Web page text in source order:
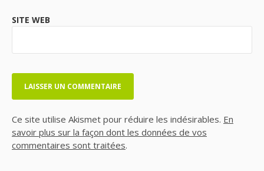
SITE WEB
Ce site utilise Akismet pour réduire les indésirables. En
savoir plus sur la façon dont les données de vos
commentaires sont traitées.